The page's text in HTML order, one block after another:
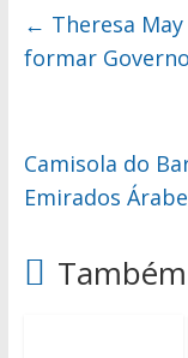
← Theresa
formar Governo
Camisola do
Emirados